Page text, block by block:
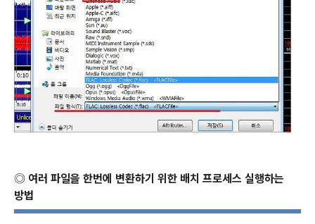
◎ 여러 파일을 한번에 변환하기 위한 배치 프로세스 실행하는
방법